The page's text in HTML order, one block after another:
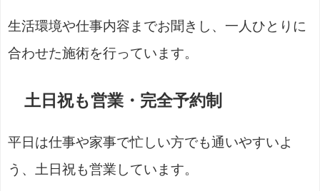
生活環境や仕事内容までお聞きし、一人ひとりに
合わせた施術を行っています。
土日祝も営業・完全予約制
平日は仕事や家事で忙しい方でも通いやすいよ
う、土日祝も営業しています。